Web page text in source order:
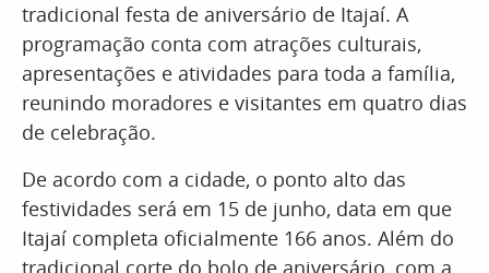
tradicional festa de aniversário de Itajaí. A
programação conta com atrações culturais,
apresentações e atividades para toda a família,
reunindo moradores e visitantes em quatro dias
de celebração.
De acordo com a cidade, o ponto alto das
festividades será em 15 de junho, data em que
Itajaí completa oficialmente 166 anos. Além do
tradicional corte do bolo de aniversário, com a